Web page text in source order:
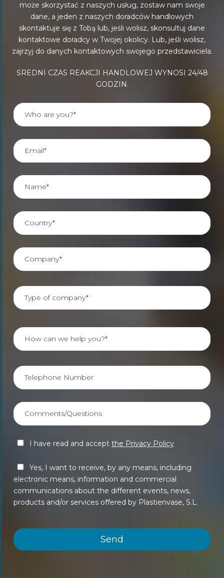
może skorzystać z naszych usług, zostaw nam swoje
dane, a jeden z naszych doradców handlowych
skontaktuje się z Tobą lub, jeśli wolisz, skonsultuj dane
kontaktowe doradcy w Twojej okolicy. Lub, jeśli wolisz,
zajrzyj do danych kontaktowych swojego przedstawiciela.
ŚREDNI CZAS REAKCJI HANDLOWEJ WYNOSI 24/48
GODZIN.
I have read and accept the Privacy Policy
Yes, I want to receive, by any means, including
electronic means, information and commercial
communications about the different events, news,
products and/or services offered by Plastienvase, S.L.